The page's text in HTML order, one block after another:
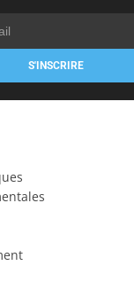
S'INSCRIRE